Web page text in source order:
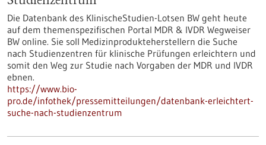
Die Datenbank des KlinischeStudien-Lotsen BW geht heute
auf dem themenspezifischen Portal MDR & IVDR Wegweiser
BW online. Sie soll Medizinprodukteherstellern die Suche
nach Studienzentren für klinische Prüfungen erleichtern und
somit den Weg zur Studie nach Vorgaben der MDR und IVDR
ebnen.
https://www.bio-
pro.de/infothek/pressemitteilungen/datenbank-erleichtert-
suche-nach-studienzentrum